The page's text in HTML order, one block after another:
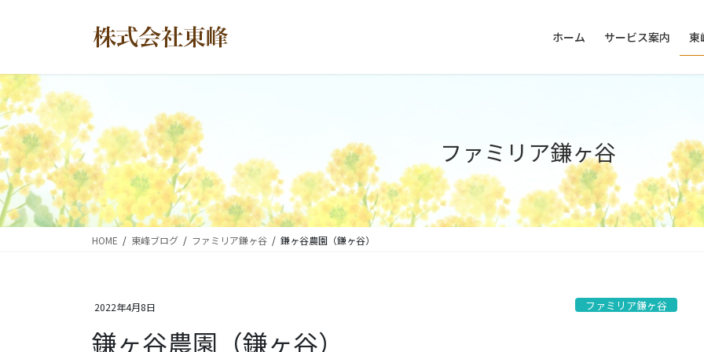
ツ
に
移
動
シ
ョ
ン
に
移
動
ホーム サービス案内 東
ファミリア鎌ヶ谷
HOME 東峰ブログ ファミリア鎌ヶ谷 鎌ヶ谷農園（鎌ヶ谷）
2022年4月8日 ファミリア鎌ヶ谷
鎌ヶ谷農園（鎌ヶ谷）